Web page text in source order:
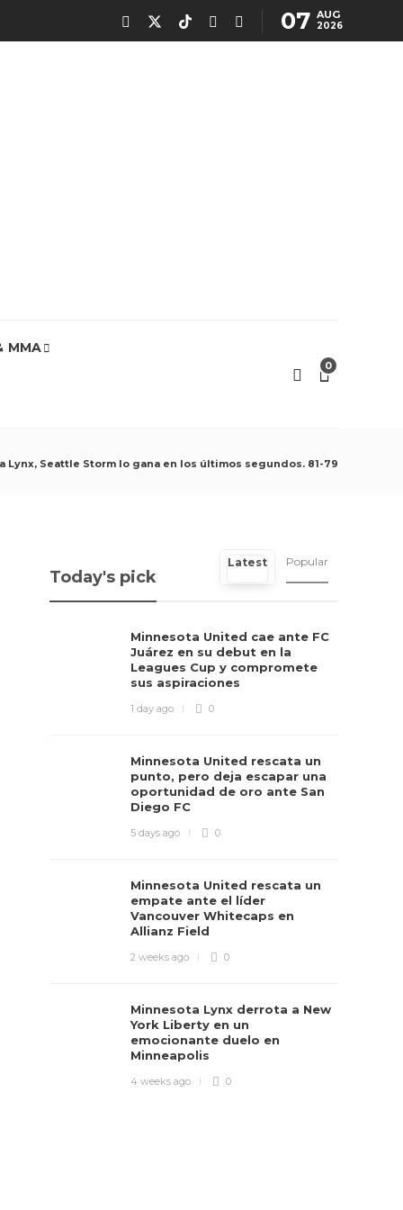
07 AUG
2026
MMA
0
Seattle Storm lo gana en los últimos segundos. 81-79
Today's pick
Latest Popular
Minnesota United cae ante FC
Juárez en su debut en la
Leagues Cup y compromete
sus aspiraciones
1 day ago 0
Minnesota United rescata un
punto, pero deja escapar una
oportunidad de oro ante San
Diego FC
5 days ago 0
Minnesota United rescata un
empate ante el líder
Vancouver Whitecaps en
Allianz Field
2 weeks ago 0
Minnesota Lynx derrota a New
York Liberty en un
emocionante duelo en
Minneapolis
4 weeks ago 0